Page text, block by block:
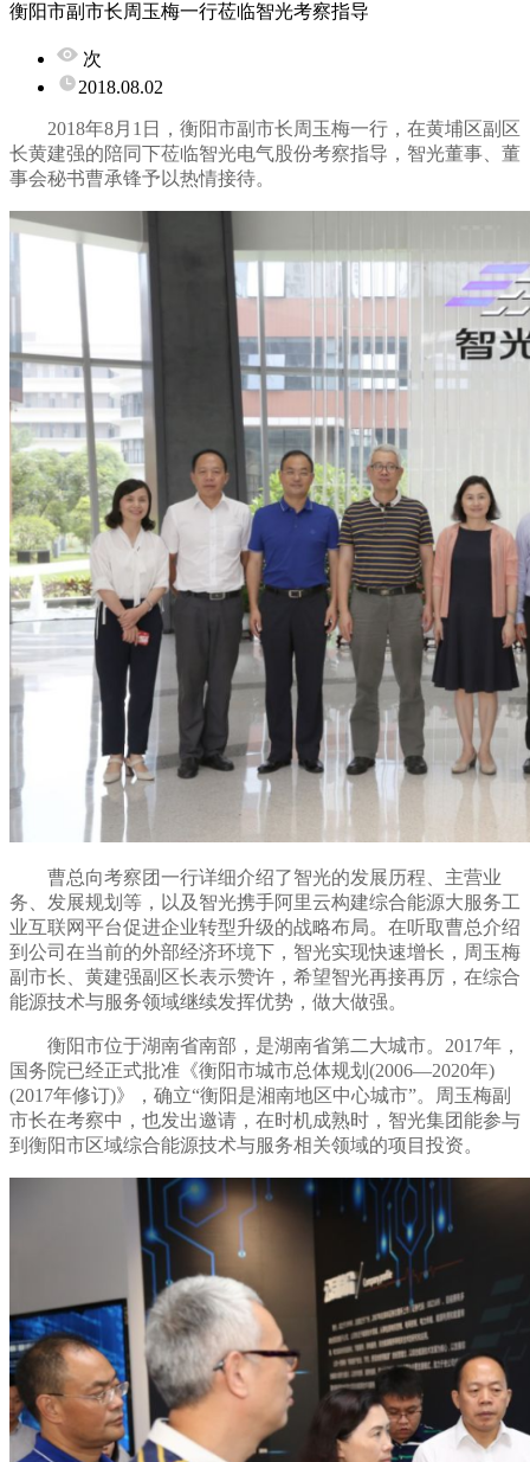
衡阳市副市长周玉梅一行莅临智光考察指导
次
2018.08.02
2018年8月 1 日，衡阳市副市长周玉梅一行，在黄埔区副区
长黄建强的陪同下莅临智光电气股份考察指导，智光董事、董
事会秘书曹承锋予以热情接待。
曹总向考察团一行详细介绍了智光的发展历程、主营业
务、发展规划等，以及智光携手阿里云构建综合能源大服务工
业互联网平台促进企业转型升级的战略布局。在听取曹总介绍
到公司在当前的外部经济环境下，智光实现快速增长，周玉梅
副市长、黄建强副区长表示赞许，希望智光再接再厉，在综合
能源技术与服务领域继续发挥优势，做大做强。
衡阳市位于湖南省南部，是湖南省第二大城市。 2017年，
国务院已经正式批准《衡阳市城市总体规划 (2006—2020年)
(2017年修订)》，确立“衡阳是湘南地区中心城市”。周玉梅副
市长在考察中，也发出邀请，在时机成熟时，智光集团能参与
到衡阳市区域综合能源技术与服务相关领域的项目投资。